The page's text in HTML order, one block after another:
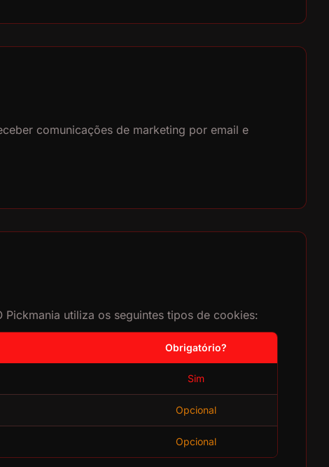
comunicações de marketing por email e
utiliza os seguintes tipos de cookies:
Obrigatório?
Sim
Opcional
Opcional